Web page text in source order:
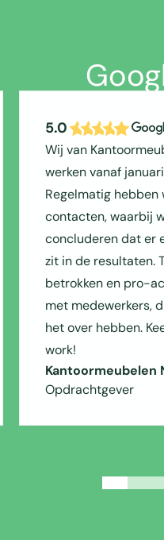
5.0
Wij van
werken vanaf
Regelmatig hebben
contacten, waarbij
concluderen dat er
zit in de resultaten.
betrokken en pro-
met medewerkers,
het over hebben.
work!
Kantoormeubelen
Opdrachtgever